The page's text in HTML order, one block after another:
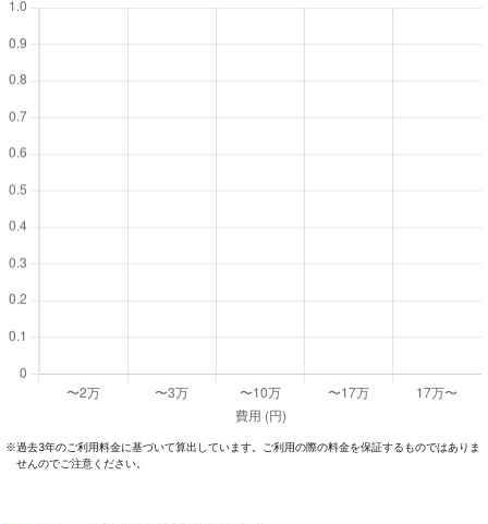
※過去3年のご利⽤料⾦に基づいて算出しています。ご利⽤の際の料⾦を保証するものではありま
せんのでご注意ください。